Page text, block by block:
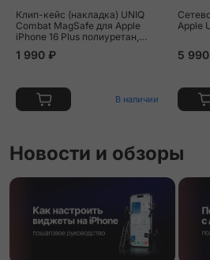
Клип-кейс (накладка) UNIQ
Combat MagSafe для Apple
iPhone 16 Plus полиуретан,
1 990 ₽
В наличии
Apple
5
Новости и обзоры